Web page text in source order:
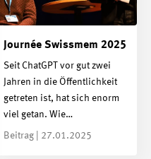
Journée Swissmem 2025
Seit ChatGPT vor gut zwei
Jahren in die Öffentlichkeit
getreten ist, hat sich enorm
viel getan. Wie…
Beitrag | 27.01.2025